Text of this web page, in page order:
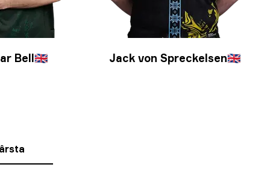
Bell🇬🇧 Jack von Spreckelsen🇬🇧